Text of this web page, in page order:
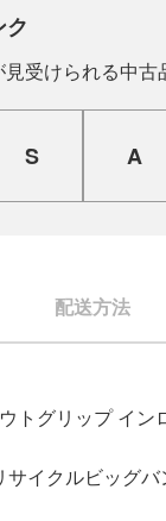
受けられる中古
S A
配送方法
トグリップ イ
イクルビッグ